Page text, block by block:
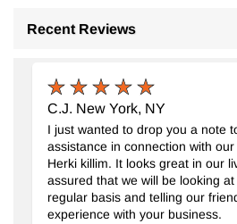
Recent Reviews
C.J. New York, NY
I just wanted to drop you a note
assistance in connection with
Herki killim. It looks great in our
assured that we will be looking
regular basis and telling our
experience with your business.